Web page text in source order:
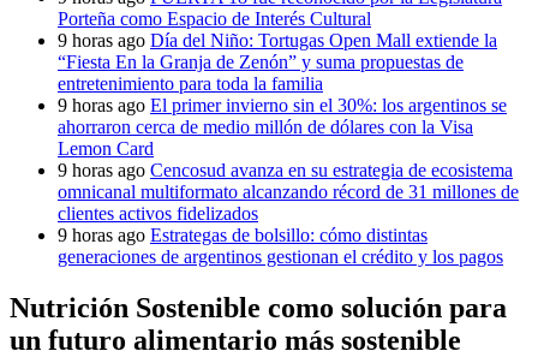
Porteña como Espacio de Interés Cultural
9 horas ago Día del Niño: Tortugas Open Mall extiende la
“Fiesta En la Granja de Zenón” y suma propuestas de
entretenimiento para toda la familia
9 horas ago El primer invierno sin el 30%: los argentinos se
ahorraron cerca de medio millón de dólares con la Visa
Lemon Card
9 horas ago Cencosud avanza en su estrategia de ecosistema
omnicanal multiformato alcanzando récord de 31 millones de
clientes activos fidelizados
9 horas ago Estrategas de bolsillo: cómo distintas
generaciones de argentinos gestionan el crédito y los pagos
Nutrición Sostenible como solución para
un futuro alimentario más sostenible